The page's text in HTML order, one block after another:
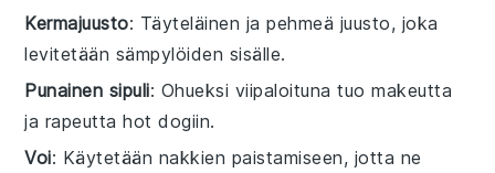
Kermajuusto: Täyteläinen ja pehmeä juusto, joka
levitetään sämpylöiden sisälle.
Punainen sipuli: Ohueksi viipaloituna tuo makeutta
ja rapeutta hot dogiin.
Voi: Käytetään nakkien paistamiseen, jotta ne